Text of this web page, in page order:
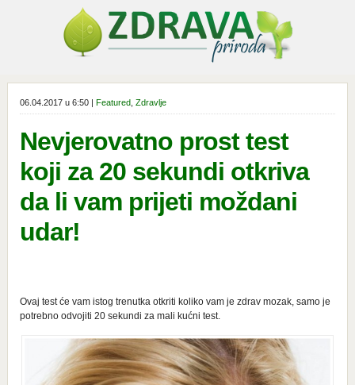
06.04.2017 u 6:50 | Featured, Zdravlje
Nevjerovatno prost test
koji za 20 sekundi otkriva
da li vam prijeti moždani
udar!
Ovaj test će vam istog trenutka otkriti koliko vam je zdrav mozak, samo je
potrebno odvojiti 20 sekundi za mali kućni test.